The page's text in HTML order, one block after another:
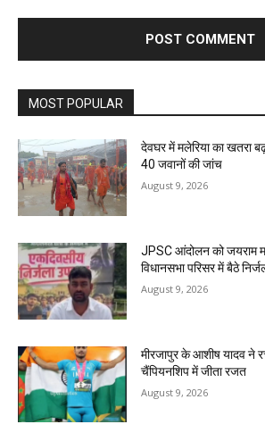
MOST POPULAR
देवघर में मलेरिया का खतरा
40 जवानों की जांच
August 9, 2026
JPSC आंदोलन को जयराम
विधानसभा परिसर में बैठे
August 9, 2026
मीरजापुर के आशीष यादव ने
चैंपियनशिप में जीता रजत
August 9, 2026